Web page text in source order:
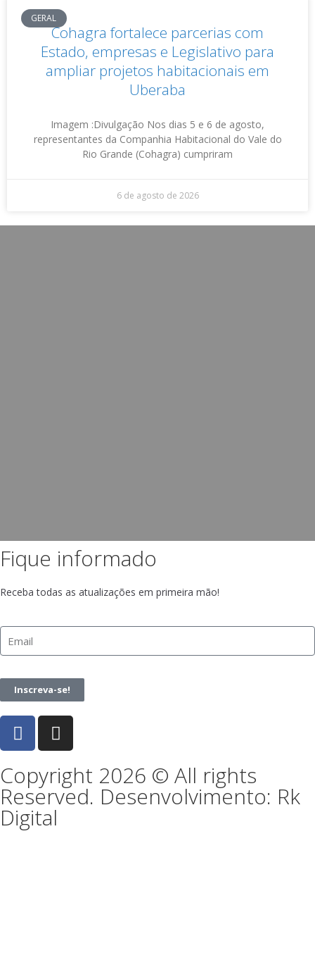
GERAL
Cohagra fortalece parcerias com
Estado, empresas e Legislativo para
ampliar projetos habitacionais em
Uberaba
Imagem :Divulgação Nos dias 5 e 6 de agosto,
representantes da Companhia Habitacional do Vale do
Rio Grande (Cohagra) cumpriram
6 de agosto de 2026
Fique informado
Receba todas as atualizações em primeira mão!
Inscreva-se!
Copyright 2026 © All rights
Reserved. Desenvolvimento: Rk
Digital